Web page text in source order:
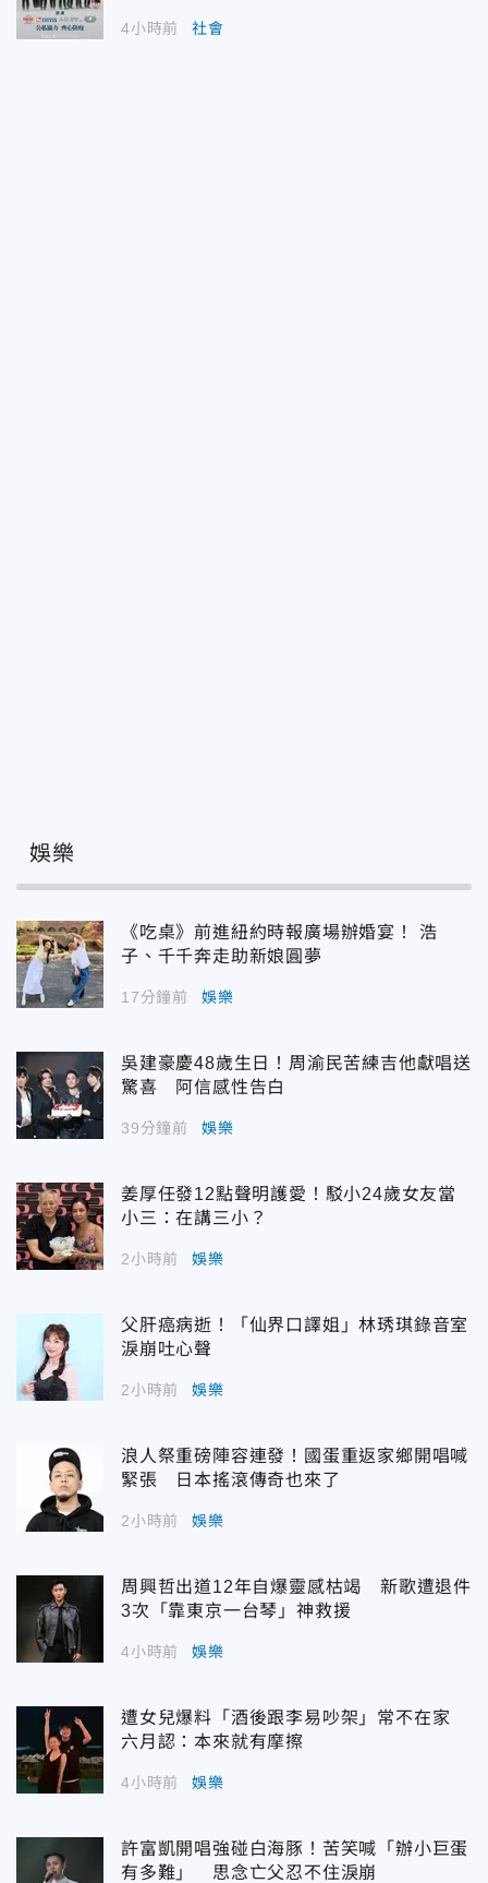
4小時前 社會
娛樂
《吃桌》前進紐約時報廣場辦婚宴！ 浩
子、千千奔走助新娘圓夢
17分鐘前 娛樂
吳建豪慶48歲生日！周渝民苦練吉他獻唱送
驚喜 阿信感性告白
39分鐘前 娛樂
姜厚任發12點聲明護愛！駁小24歲女友當
小三：在講三小？
2小時前 娛樂
父肝癌病逝！「仙界口譯姐」林琇琪錄音室
淚崩吐心聲
2小時前 娛樂
浪人祭重磅陣容連發！國蛋重返家鄉開唱喊
緊張 日本搖滾傳奇也來了
2小時前 娛樂
周興哲出道12年自爆靈感枯竭 新歌遭退件
3次「靠東京一台琴」神救援
4小時前 娛樂
遭女兒爆料「酒後跟李易吵架」常不在家
六月認：本來就有摩擦
4小時前 娛樂
許富凱開唱強碰白海豚！苦笑喊「辦小巨蛋
有多難」 思念亡父忍不住淚崩